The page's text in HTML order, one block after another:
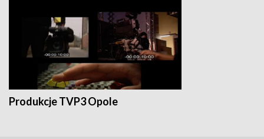
Produkcje TVP3 Opole